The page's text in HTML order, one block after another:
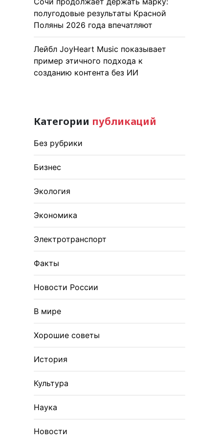
полугодовые результаты Красной
Поляны 2026 года впечатляют
Лейбл JoyHeart Music показывает
пример этичного подхода к
созданию контента без ИИ
Категории публикаций
Без рубрики
Бизнес
Экология
Экономика
Электротранспорт
Факты
Новости России
В мире
Хорошие советы
История
Культура
Наука
Новости